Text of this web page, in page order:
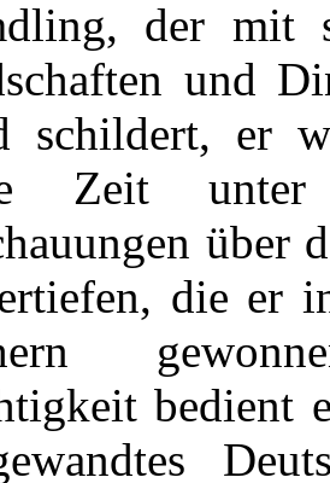
der mit
und
schildert, er
Zeit
über
die er
bedient